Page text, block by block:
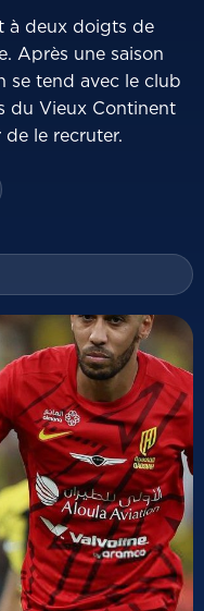
à deux doigts de
Après une saison
se tend avec le club
du Vieux Continent
le recruter.